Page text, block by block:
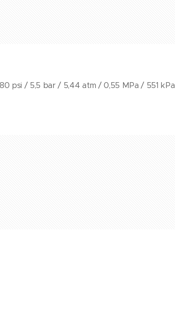
psi / 5,5 bar / 5,44 atm / 0,55 MPa / 551 kPa